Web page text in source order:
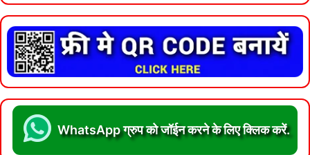
WhatsApp ग्रुप को जॉईन करने के लिए क्लिक करें.